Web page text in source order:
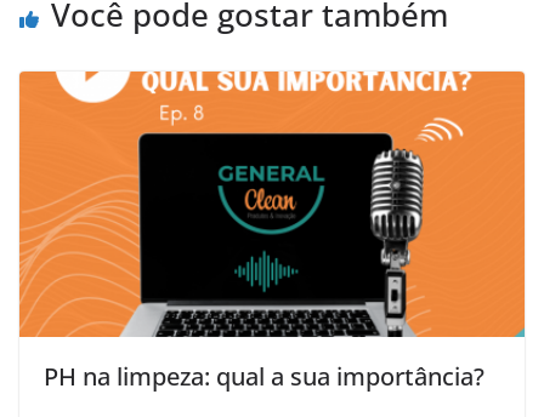
Você pode gostar também
PH na limpeza: qual a sua importância?